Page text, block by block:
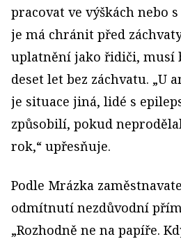
pracovat ve výškách nebo
je má chránit před
uplatnění jako řidiči, musí
deset let bez záchvatu. „U
je situace jiná, lidé s
způsobilí, pokud
rok,“ upřesňuje.
Podle Mrázka
odmítnutí nezdůvodní
„Rozhodně ne na papíře.